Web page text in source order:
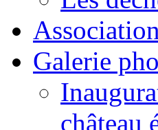
Galerie
château